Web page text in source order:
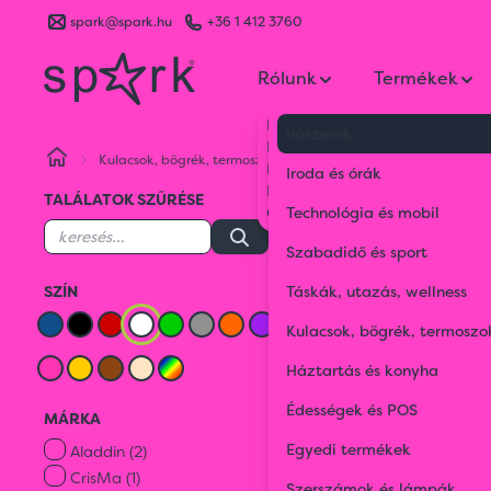
spark@spark.hu +36 1 412 3760
Rólunk
Kik vagyunk
Kapcsolat
Blog
Karrier
Gyakran Ismételt Kérdések
Termékek
Iroda és órák
Technológia és mobil
Szabadidő és sport
Táskák, utazás, wellness
Kulacsok, bögrék,
Háztartás és konyha
Édességek és POS
Egyedi termékek
Kulacsok, bögrék, termoszok
TALÁLATOK SZŰRÉSE
SZÍN
MÁRKA
Aladdin (2)
CrisMa (1)
Fehér